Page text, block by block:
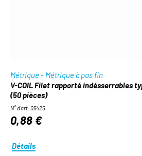
Métrique - Métrique à pas fin
V-COIL Filet rapporté indésserrables
(50 pièces)
N° d'art. 05425
0,88 €
Détails